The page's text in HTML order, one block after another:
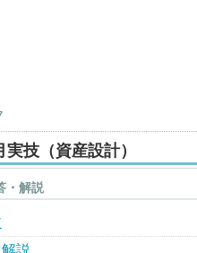
技（資産設計）
・解説
説